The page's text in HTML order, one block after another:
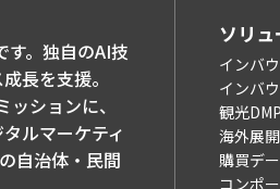
す。独自のAI技
長を支援。
ションに、
ルマーケティ
自治体・民間
ソリ
インバ
インバ
観光DMP
海外展
購買デ
コンポ